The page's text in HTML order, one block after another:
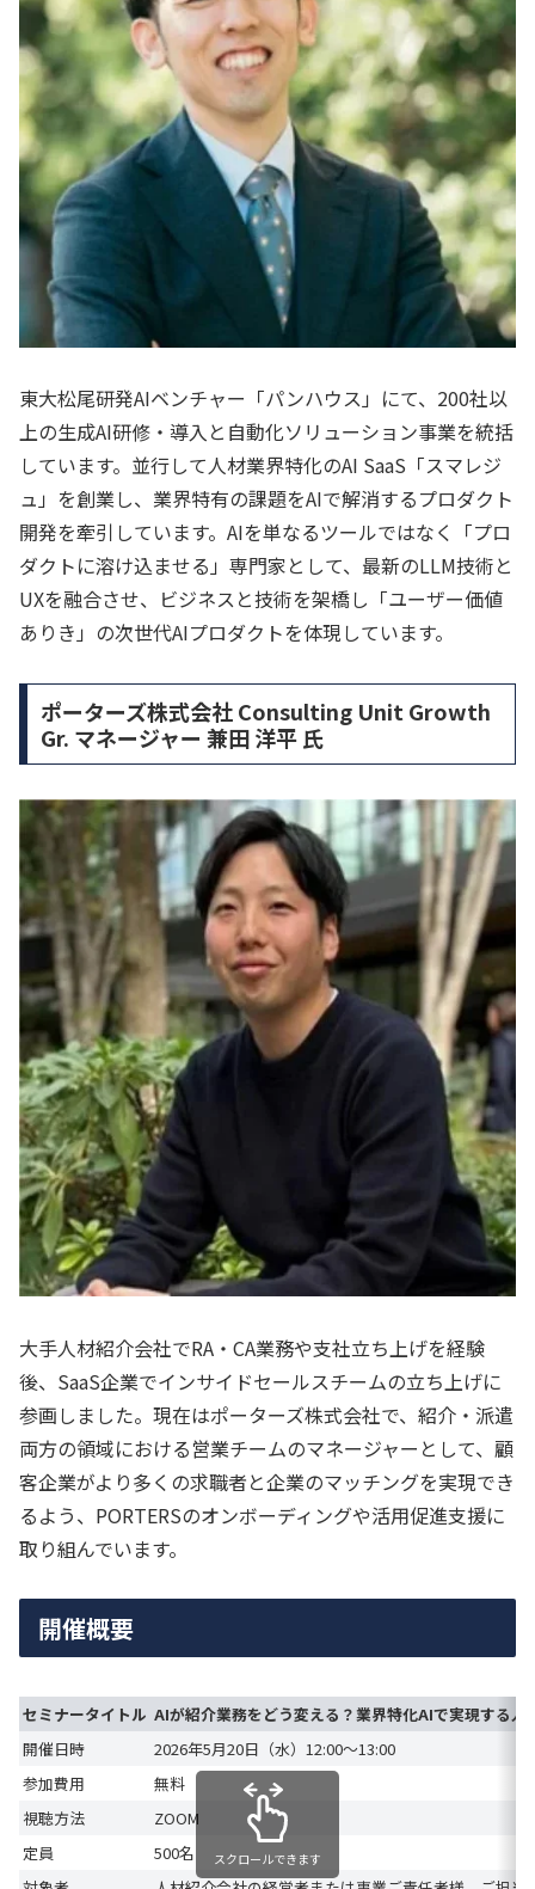
東大松尾研発AIベンチャー「パンハウス」にて、200社以
上の生成AI研修・導入と自動化ソリューション事業を統括
しています。並行して人材業界特化のAI SaaS「スマレジ
ュ」を創業し、業界特有の課題をAIで解消するプロダクト
開発を牽引しています。AIを単なるツールではなく「プロ
ダクトに溶け込ませる」専門家として、最新のLLM技術と
UXを融合させ、ビジネスと技術を架橋し「ユーザー価値
ありき」の次世代AIプロダクトを体現しています。
ポーターズ株式会社 Consulting Unit Growth
Gr. マネージャー 兼田 洋平 氏
大手人材紹介会社でRA・CA業務や支社立ち上げを経験
後、SaaS企業でインサイドセールスチームの立ち上げに
参画しました。現在はポーターズ株式会社で、紹介・派遣
両方の領域における営業チームのマネージャーとして、顧
客企業がより多くの求職者と企業のマッチングを実現でき
るよう、PORTERSのオンボーディングや活用促進支援に
取り組んでいます。
開催概要
セミナータイトル AIが紹介業務をどう変える？業界特化AIで実現する人
開催日時
2026年5月20日（水）12:00～13:00
参加費用
無料
視聴方法
ZOOM
定員
500名
スクロールできます